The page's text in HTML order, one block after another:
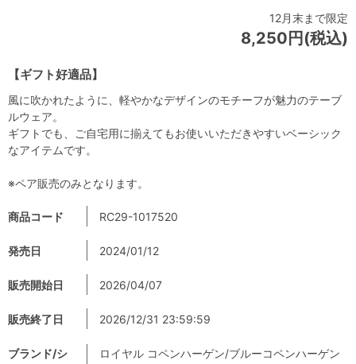
【ギフト好適品】
12月末まで限定
8,250円(税込)
商品コード RC29-1017520
発売日 2024/01/12
販売開始日 2026/04/07
販売終了日 2026/12/31 23:59:59
ブランド/シ
ロイヤル コペンハーゲン/ブルーコペンハーゲン
風に吹かれたように、軽やかなデザインのモチーフが魅力のテーブ
ルウェア。
ギフトでも、ご自宅用に揃えてもお使いいただきやすいベーシック
なアイテムです。
※ペア販売のみとなります。